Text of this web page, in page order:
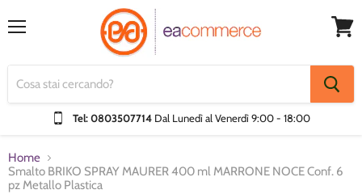
Tel: 0803507714 Dal Lunedì al Venerdì9:00 - 18:00
Home
Smalto BRIKO SPRAY MAURER 400 ml MARRONE NOCE Conf. 6
pz Metallo Plastica